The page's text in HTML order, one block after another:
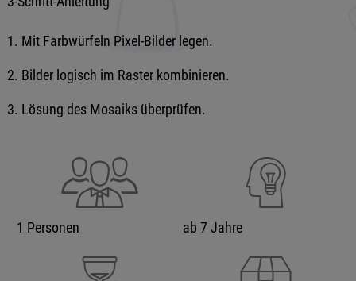
Mit Farbwürfeln Pixel-Bilder legen.
Bilder logisch im Raster kombinieren.
Lösung des Mosaiks überprüfen.
1 Personen ab 7 Jahre